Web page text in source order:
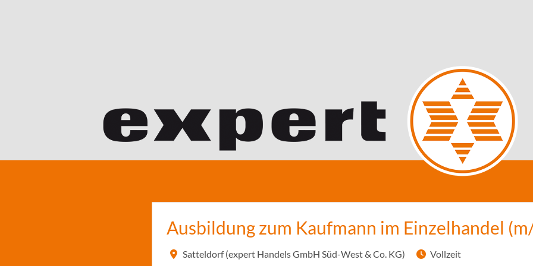
Ausbildung zum Kaufmann im Einzelhandel
Satteldorf (expert Handels GmbH Süd-West & Co. KG) Vollzeit